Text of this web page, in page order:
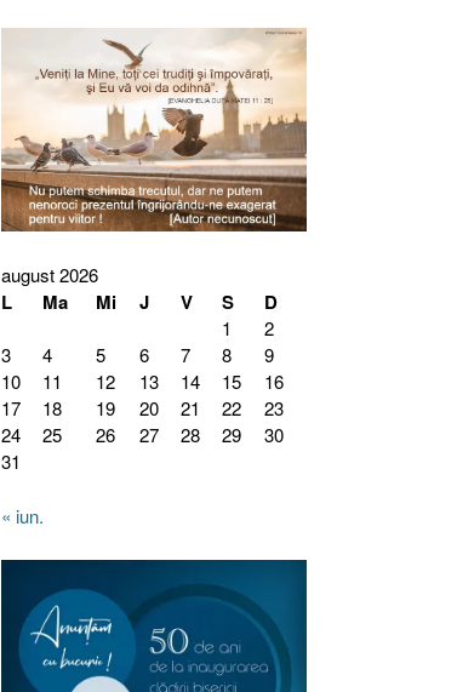
august 2026
L Ma Mi J V S D
1
2
3
4 5 6 7 8
9
10
11 12 13 14 15
16
17
18 19 20 21 22
23
24
25 26 27 28 29
30
31
« iun.